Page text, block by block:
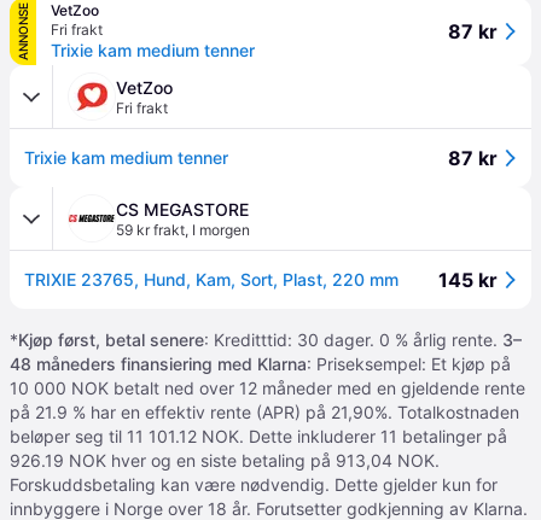
ANNONSE
VetZoo
Fri frakt
Trixie kam medium tenner
87 kr
VetZoo
Fri frakt
Trixie kam medium tenner 87 kr
CS MEGASTORE
59 kr frakt, I morgen
TRIXIE 23765, Hund, Kam, Sort, Plast, 220 mm 145 kr
*Kjøp først, betal senere: Kreditttid: 30 dager. 0 % årlig rente. 3–
48 måneders finansiering med Klarna: Priseksempel: Et kjøp på
10 000 NOK betalt ned over 12 måneder med en gjeldende rente
på 21.9 % har en effektiv rente (APR) på 21,90%. Totalkostnaden
beløper seg til 11 101.12 NOK. Dette inkluderer 11 betalinger på
926.19 NOK hver og en siste betaling på 913,04 NOK.
Forskuddsbetaling kan være nødvendig. Dette gjelder kun for
innbyggere i Norge over 18 år. Forutsetter godkjenning av Klarna.